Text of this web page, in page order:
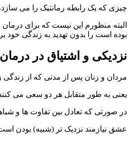
چیزی که یک رابطه رمانتیک را می
البته منظورم این نیست که برای
بوده است را بدون تهدید به زندگی خود
نزدیکی و اشتیاق در
مردان و زنان پس از مدتی که از
یعنی به طور متقابل هر دو سعی می کنند
در صورتی که تعادل بین تفاوت ها و
عشق نیازمند نزدیک تر (شبیه) بودن